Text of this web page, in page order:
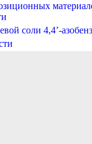
соли 4,4’-